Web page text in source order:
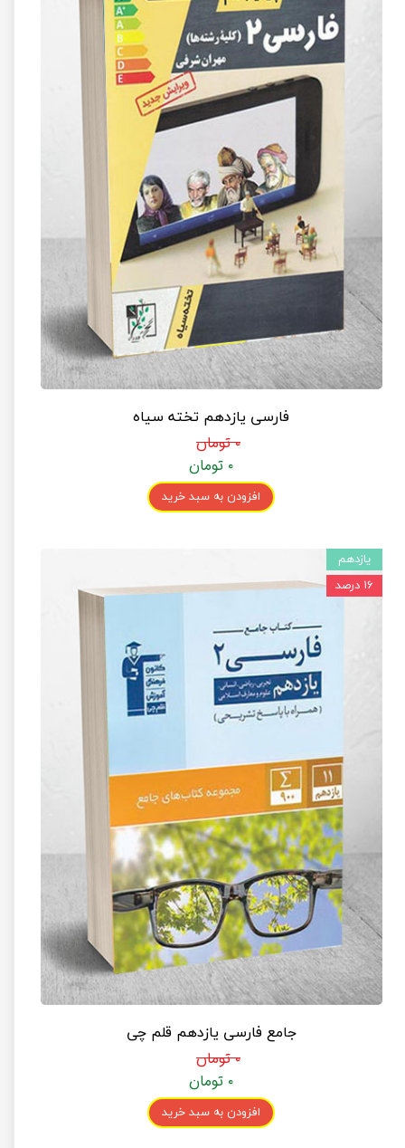
فارسی یازدهم تخته سیاه
۰ تومان
۰ تومان
افزودن به سبد خرید
جامع فارسی یازدهم قلم چی
۰ تومان
۰ تومان
افزودن به سبد خرید
یازدهم
۱۶ درصد